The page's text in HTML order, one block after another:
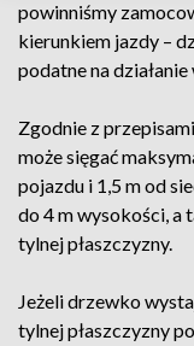
powinniśmy
kierunkiem jazdy –
podatne na
Zgodnie z
może sięgać
pojazdu i 1,5 m od
do 4 m wysokości, a
tylnej płaszczyzny.
Jeżeli drzewko
tylnej płaszczyzny